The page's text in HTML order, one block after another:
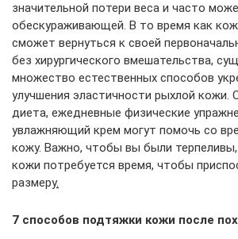
значительной потери веса и часто
обескураживающей. В то время как
сможет вернуться к своей
без хирургического вмешательства,
множество естественных способов
улучшения эластичности рыхлой кожи.
диета, ежедневные физические
увлажняющий крем могут помочь со
кожу. Важно, чтобы вы были
кожи потребуется время, чтобы
размеру.
7 способов подтяжки кожи после